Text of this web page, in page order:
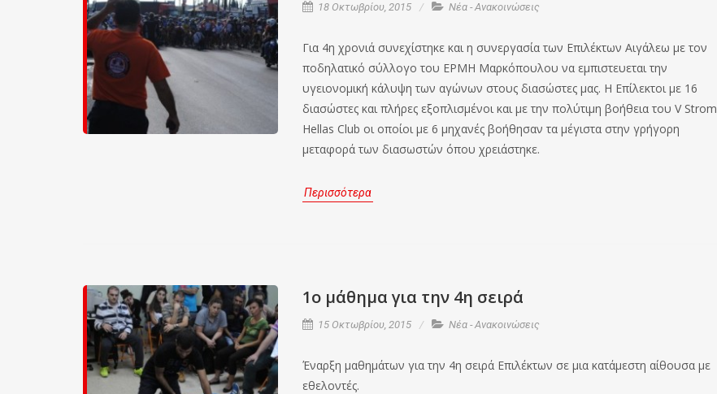
18 Οκτωβρίου, 2015 Νέα - Ανακοινώσεις
Για 4η χρονιά συνεχίστηκε και η συνεργασία των Επιλέκτων Αιγάλεω με τον
ποδηλατικό σύλλογο του ΕΡΜΗ Μαρκόπουλου να εμπιστευεται την
υγειονομική κάλυψη των αγώνων στους διασώστες μας. Η Επίλεκτοι με 16
διασώστες και πλήρες εξοπλισμένοι και με την πολύτιμη βοήθεια του V Strom
Hellas Club οι οποίοι με 6 μηχανές βοήθησαν τα μέγιστα στην γρήγορη
μεταφορά των διασωστών όπου χρειάστηκε.
Περισσότερα
1ο μάθημα για την 4η σειρά
15 Οκτωβρίου, 2015 Νέα - Ανακοινώσεις
Έναρξη μαθημάτων για την 4η σειρά Επιλέκτων σε μια κατάμεστη αίθουσα με
εθελοντές.